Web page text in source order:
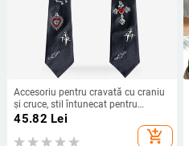
Accesoriu pentru cravată cu craniu
și cruce, stil întunecat pentru
Halloween
45.82 Lei
add_shopping_cart